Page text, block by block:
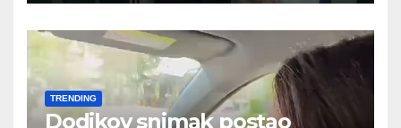
TRENDING
Dodikov snimak postao